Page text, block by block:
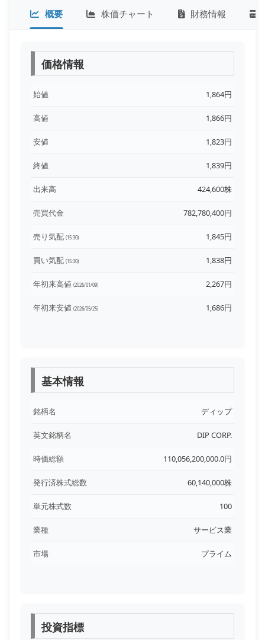
概要 株価チャート 財務情報
価格情報
始値 1,864円
高値 1,866円
安値 1,823円
終値 1,839円
出来高 424,600株
売買代金 782,780,400円
売り気配 (15:30) 1,845円
買い気配 (15:30) 1,838円
年初来高値 (2026/01/09) 2,267円
年初来安値 (2026/05/25) 1,686円
基本情報
銘柄名 ディップ
英文銘柄名 DIP CORP.
時価総額 110,056,200,000.0円
発行済株式総数 60,140,000株
単元株式数 100
業種 サービス業
市場 プライム
投資指標